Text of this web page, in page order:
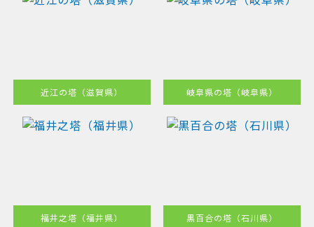
近江の塔（滋賀県） 岐阜県の塔（岐阜県）
福井之塔（福井県） 黒百合の塔（石川県）